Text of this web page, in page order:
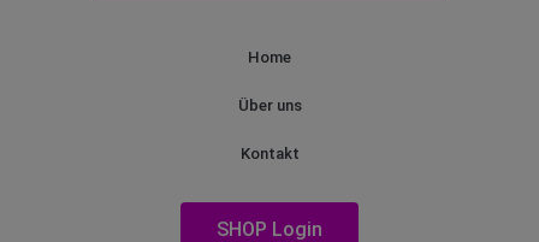
Home
Über uns
Kontakt
SHOP Login